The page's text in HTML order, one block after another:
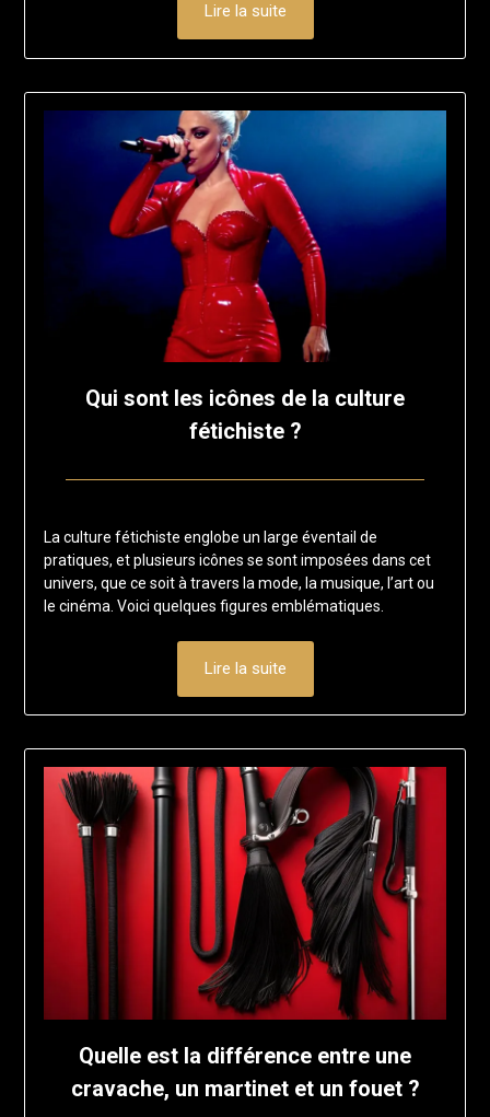
Lire la suite
Qui sont les icônes de la culture
fétichiste ?
1
février
La culture fétichiste englobe un large éventail de
pratiques, et plusieurs icônes se sont imposées dans cet
univers, que ce soit à travers la mode, la musique, l’art ou
le cinéma. Voici quelques figures emblématiques.
Lire la suite
Quelle est la différence entre une
cravache, un martinet et un fouet ?